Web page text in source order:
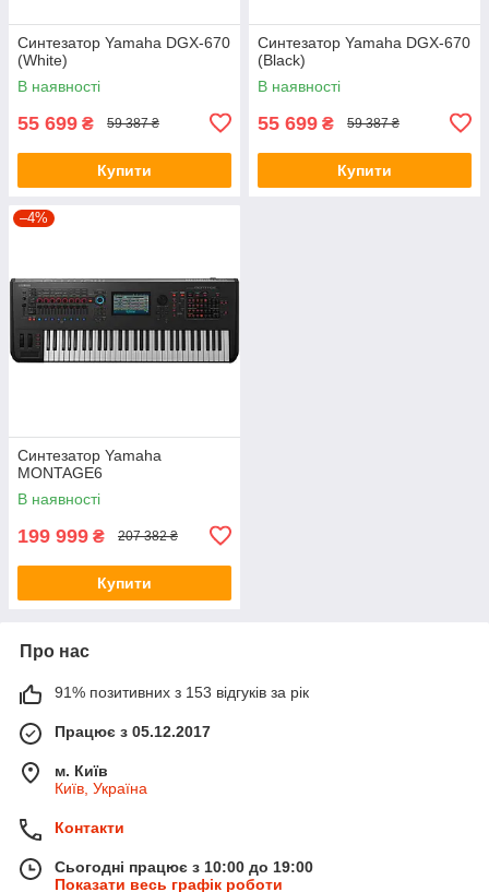
Синтезатор Yamaha DGX-670
(White)
В наявності
55 699 ₴ 59 387 ₴
Купити
Синтезатор Yamaha DGX-670
(Black)
В наявності
55 699 ₴ 59 387 ₴
Купити
–4%
Синтезатор Yamaha
MONTAGE6
В наявності
199 999 ₴ 207 382 ₴
Купити
Про нас
91% позитивних з 153 відгуків за рік
Працює з 05.12.2017
м. Київ
Київ, Україна
Контакти
Сьогодні працює з 10:00 до 19:00
Показати весь графік роботи